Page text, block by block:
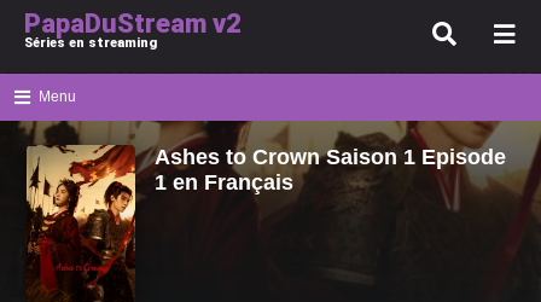
PapaDuStream v2
Séries en streaming
Menu
Ashes to Crown Saison 1 Episode
1 en Français